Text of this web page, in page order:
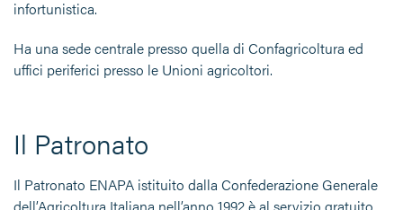
infortunistica.
Ha una sede centrale presso quella di Confagricoltura ed
uffici periferici presso le Unioni agricoltori.
Il Patronato
Il Patronato ENAPA istituito dalla Confederazione Generale